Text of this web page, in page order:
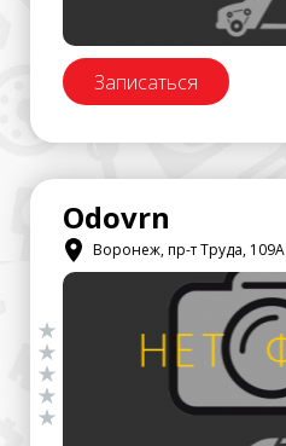
Записаться
Odovrn
Воронеж, пр-т Труда, 109А